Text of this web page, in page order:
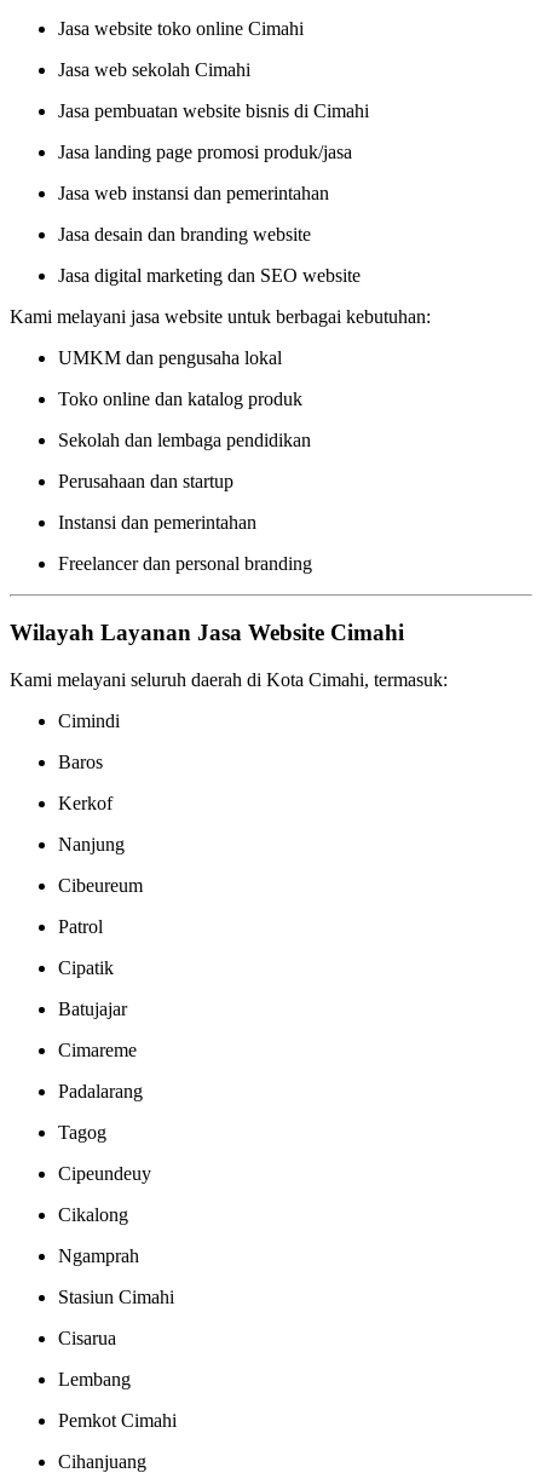
Jasa website toko online Cimahi
Jasa web sekolah Cimahi
Jasa pembuatan website bisnis di Cimahi
Jasa landing page promosi produk/jasa
Jasa web instansi dan pemerintahan
Jasa desain dan branding website
Jasa digital marketing dan SEO website
Kami melayani jasa website untuk berbagai kebutuhan:
UMKM dan pengusaha lokal
Toko online dan katalog produk
Sekolah dan lembaga pendidikan
Perusahaan dan startup
Instansi dan pemerintahan
Freelancer dan personal branding
Wilayah Layanan Jasa Website Cimahi
Kami melayani seluruh daerah di Kota Cimahi, termasuk:
Cimindi
Baros
Kerkof
Nanjung
Cibeureum
Patrol
Cipatik
Batujajar
Cimareme
Padalarang
Tagog
Cipeundeuy
Cikalong
Ngamprah
Stasiun Cimahi
Cisarua
Lembang
Pemkot Cimahi
Cihanjuang